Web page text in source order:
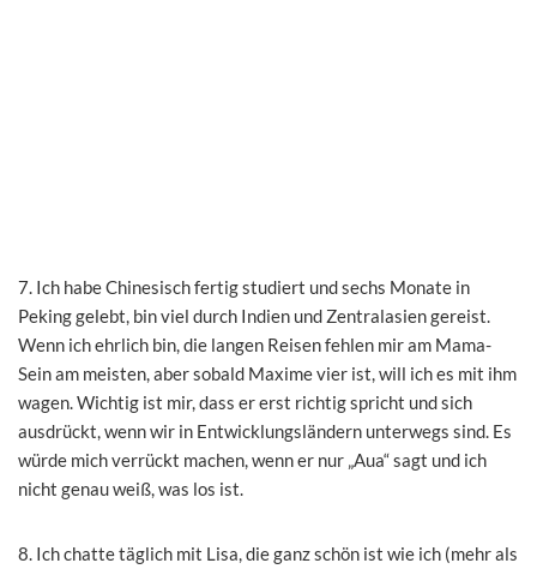
7. Ich habe Chinesisch fertig studiert und sechs Monate in
Peking gelebt, bin viel durch Indien und Zentralasien gereist.
Wenn ich ehrlich bin, die langen Reisen fehlen mir am Mama-
Sein am meisten, aber sobald Maxime vier ist, will ich es mit ihm
wagen. Wichtig ist mir, dass er erst richtig spricht und sich
ausdrückt, wenn wir in Entwicklungsländern unterwegs sind. Es
würde mich verrückt machen, wenn er nur „Aua“ sagt und ich
nicht genau weiß, was los ist.
8. Ich chatte täglich mit Lisa, die ganz schön ist wie ich (mehr als